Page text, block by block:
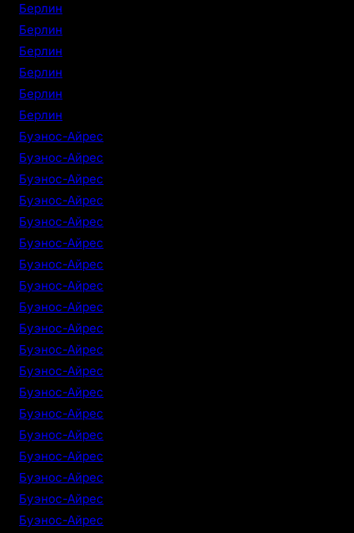
Берлин
Берлин
Берлин
Берлин
Берлин
Берлин
Буэнос-Айрес
Буэнос-Айрес
Буэнос-Айрес
Буэнос-Айрес
Буэнос-Айрес
Буэнос-Айрес
Буэнос-Айрес
Буэнос-Айрес
Буэнос-Айрес
Буэнос-Айрес
Буэнос-Айрес
Буэнос-Айрес
Буэнос-Айрес
Буэнос-Айрес
Буэнос-Айрес
Буэнос-Айрес
Буэнос-Айрес
Буэнос-Айрес
Буэнос-Айрес